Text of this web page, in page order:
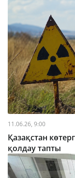
11.06.26, 9:00
Қазақстан
қолдау тапты